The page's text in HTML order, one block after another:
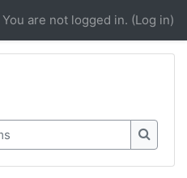
You are not logged in. (Log in)